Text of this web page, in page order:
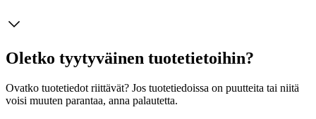
Oletko tyytyväinen tuotetietoihin?
Ovatko tuotetiedot riittävät? Jos tuotetiedoissa on puutteita tai niitä
voisi muuten parantaa, anna palautetta.